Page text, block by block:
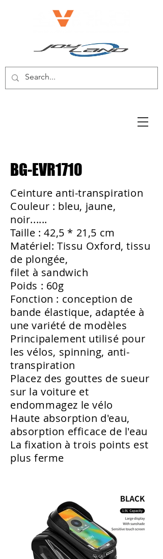
BG-EVR1710
Ceinture anti-transpiration
Couleur : bleu, jaune,
noir......
Taille : 42,5 * 21,5 cm
Matériel: Tissu Oxford, tissu
de plongée,
filet à sandwich
Poids : 60g
Fonction : conception de
bande élastique, adaptée à
une variété de modèles
Principalement utilisé pour
les vélos, spinning, anti-
transpiration
Placez des gouttes de sueur
sur la voiture et
endommagez le vélo
Haute absorption d'eau,
absorption efficace de l'eau
La fixation à trois points est
plus ferme